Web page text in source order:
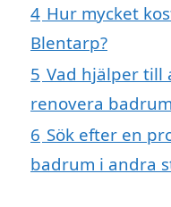
4 Hur mycket
Blentarp?
5 Vad hjälper till
renovera
6 Sök efter en
badrum i andra